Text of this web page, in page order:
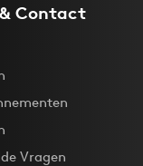
Contact
Vragen